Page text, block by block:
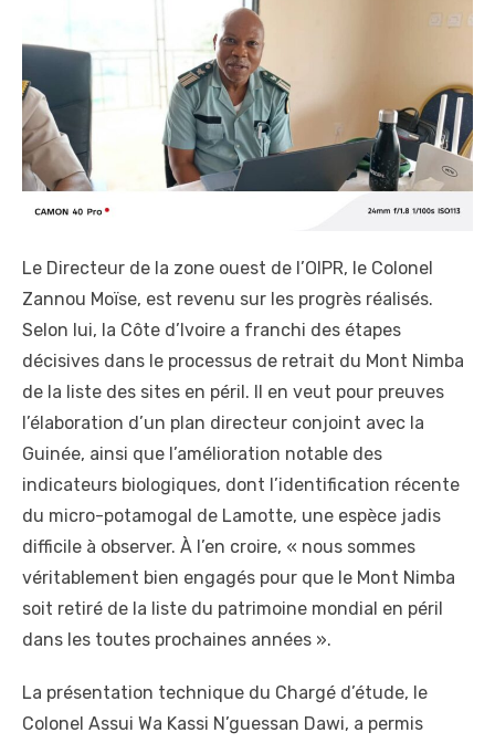
Le Directeur de la zone ouest de l’OIPR, le Colonel
Zannou Moïse, est revenu sur les progrès réalisés.
Selon lui, la Côte d’Ivoire a franchi des étapes
décisives dans le processus de retrait du Mont Nimba
de la liste des sites en péril. Il en veut pour preuves
l’élaboration d’un plan directeur conjoint avec la
Guinée, ainsi que l’amélioration notable des
indicateurs biologiques, dont l’identification récente
du micro-potamogal de Lamotte, une espèce jadis
difficile à observer. À l’en croire, « nous sommes
véritablement bien engagés pour que le Mont Nimba
soit retiré de la liste du patrimoine mondial en péril
dans les toutes prochaines années ».
La présentation technique du Chargé d’étude, le
Colonel Assui Wa Kassi N’guessan Dawi, a permis